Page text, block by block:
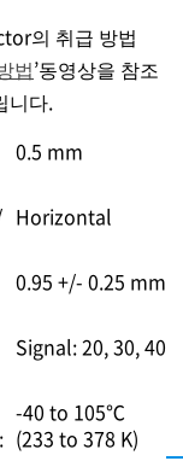
의 취급 방법
법’동영상을 참조
니다.
0.5 mm
Horizontal
0.95 +/- 0.25 mm
Signal: 20, 30, 40
-40 to 105℃
(233 to 378 K)